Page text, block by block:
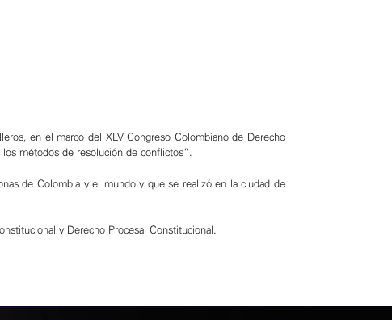
en el marco del XLV Congreso Colombiano de Derecho
métodos de resolución de conflictos”.
de Colombia y el mundo y que se realizó en la ciudad de
y Derecho Procesal Constitucional.